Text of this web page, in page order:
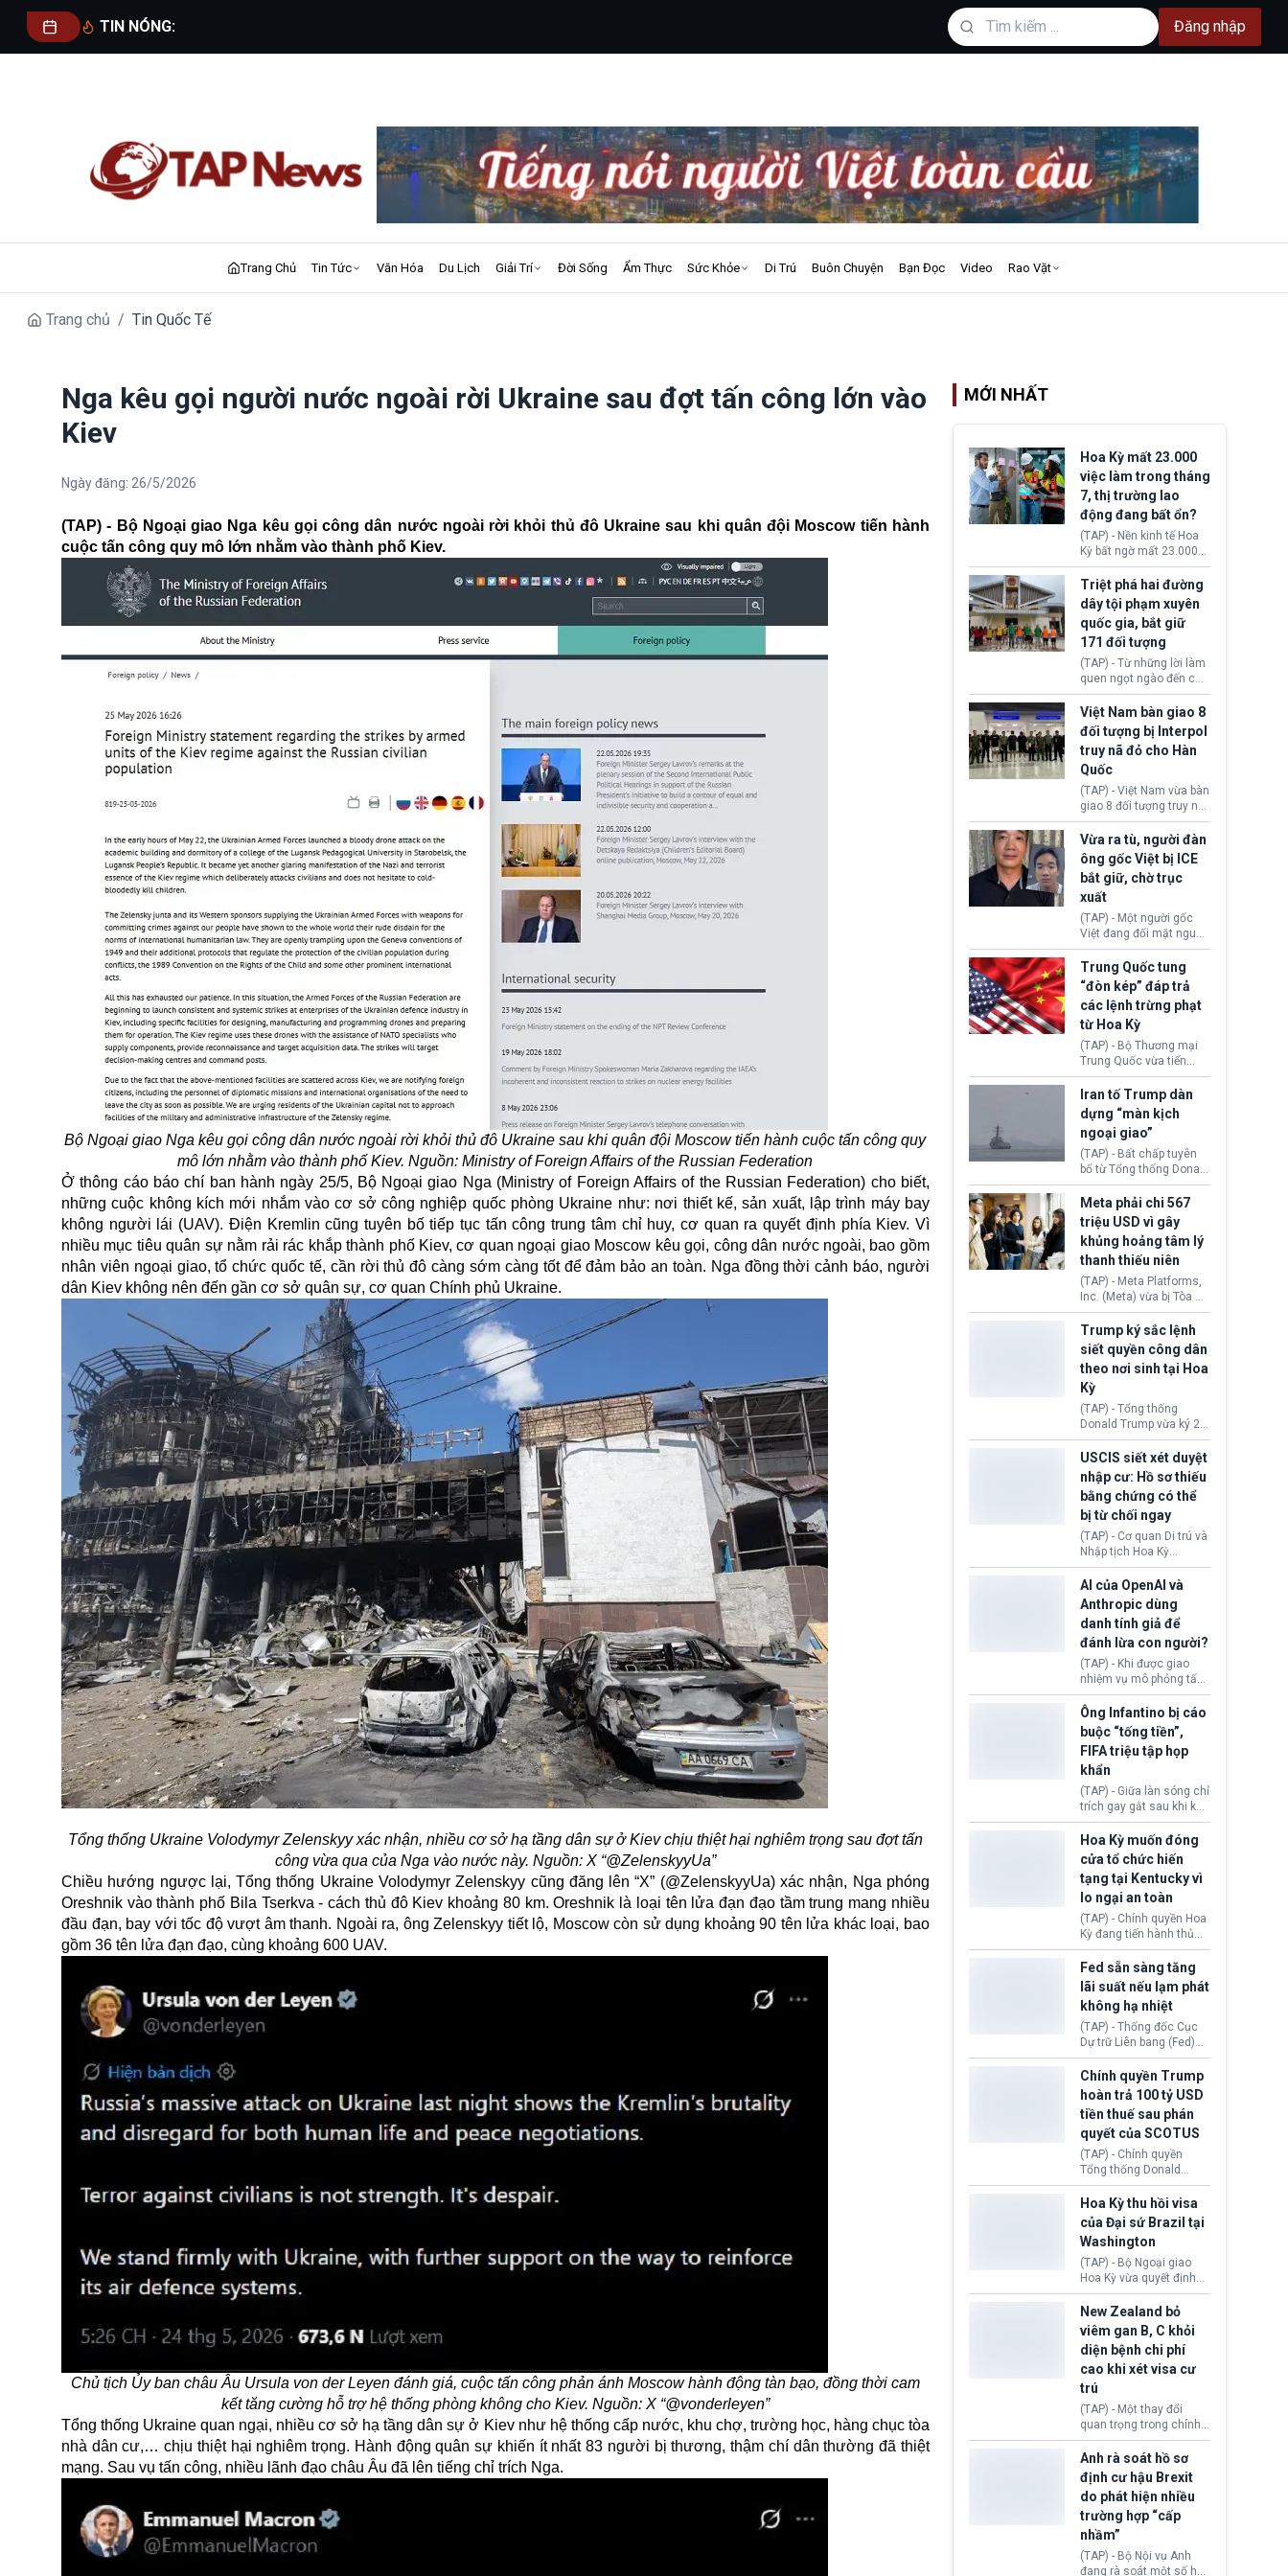
TIN NÓNG: Đăng nhập
Trang Chủ Tin Tức Văn Hóa Du Lịch Giải Trí Đời Sống Ẩm Thực Sức Khỏe Di Trú Buôn Chuyện Bạn Đọc Video Rao Vặt
Trang chủ / Tin Quốc Tế
Nga kêu gọi người nước ngoài rời Ukraine sau đợt tấn công lớn vào
Kiev
Ngày đăng: 26/5/2026
(TAP) - Bộ Ngoại giao Nga kêu gọi công dân nước ngoài rời khỏi thủ đô Ukraine sau khi quân đội Moscow tiến hành
cuộc tấn công quy mô lớn nhằm vào thành phố Kiev.
Bộ Ngoại giao Nga kêu gọi công dân nước ngoài rời khỏi thủ đô Ukraine sau khi quân đội Moscow tiến hành cuộc tấn công quy
mô lớn nhằm vào thành phố Kiev. Nguồn: Ministry of Foreign Affairs of the Russian Federation
Ở thông cáo báo chí ban hành ngày 25/5, Bộ Ngoại giao Nga (Ministry of Foreign Affairs of the Russian Federation) cho biết,
những cuộc không kích mới nhắm vào cơ sở công nghiệp quốc phòng Ukraine như: nơi thiết kế, sản xuất, lập trình máy bay
không người lái (UAV). Điện Kremlin cũng tuyên bố tiếp tục tấn công trung tâm chỉ huy, cơ quan ra quyết định phía Kiev. Vì
nhiều mục tiêu quân sự nằm rải rác khắp thành phố Kiev, cơ quan ngoại giao Moscow kêu gọi, công dân nước ngoài, bao gồm
nhân viên ngoại giao, tổ chức quốc tế, cần rời thủ đô càng sớm càng tốt để đảm bảo an toàn. Nga đồng thời cảnh báo, người
dân Kiev không nên đến gần cơ sở quân sự, cơ quan Chính phủ Ukraine.
Tổng thống Ukraine Volodymyr Zelenskyy xác nhận, nhiều cơ sở hạ tầng dân sự ở Kiev chịu thiệt hại nghiêm trọng sau đợt tấn
công vừa qua của Nga vào nước này. Nguồn: X “@ZelenskyyUa”
Chiều hướng ngược lại, Tổng thống Ukraine Volodymyr Zelenskyy cũng đăng lên “X” (@ZelenskyyUa) xác nhận, Nga phóng
Oreshnik vào thành phố Bila Tserkva - cách thủ đô Kiev khoảng 80 km. Oreshnik là loại tên lửa đạn đạo tầm trung mang nhiều
đầu đạn, bay với tốc độ vượt âm thanh. Ngoài ra, ông Zelenskyy tiết lộ, Moscow còn sử dụng khoảng 90 tên lửa khác loại, bao
gồm 36 tên lửa đạn đạo, cùng khoảng 600 UAV.
Chủ tịch Ủy ban châu Âu Ursula von der Leyen đánh giá, cuộc tấn công phản ánh Moscow hành động tàn bạo, đồng thời cam
kết tăng cường hỗ trợ hệ thống phòng không cho Kiev. Nguồn: X “@vonderleyen”
Tổng thống Ukraine quan ngại, nhiều cơ sở hạ tầng dân sự ở Kiev như hệ thống cấp nước, khu chợ, trường học, hàng chục tòa
nhà dân cư,… chịu thiệt hại nghiêm trọng. Hành động quân sự khiến ít nhất 83 người bị thương, thậm chí dân thường đã thiệt
mạng. Sau vụ tấn công, nhiều lãnh đạo châu Âu đã lên tiếng chỉ trích Nga.
MỚI NHẤT
Hoa Kỳ mất 23.000
việc làm trong tháng
7, thị trường lao
động đang bất ổn?
(TAP) - Nền kinh tế Hoa
Kỳ bất ngờ mất 23.000
việc làm vào tháng 7,
cho thấy thị trường lao
động có dấu hiệu suy
yếu sau thời gian duy trì
tương đối ổn định suốt
nửa năm 2026.
Triệt phá hai đường
dây tội phạm xuyên
quốc gia, bắt giữ
171 đối tượng
(TAP) - Từ những lời làm
quen ngọt ngào đến các
“sàn vàng ảo”, bất động
sản trực tuyến cùng
đường dây đánh bạc quy
mô lớn, hai tổ chức tội
phạm xuyên quốc gia đã
dựng lên mạng lưới hoạt
động tại Việt Nam và
Lào, lôi kéo hàng nghìn
người tham gia, luân
chuyển dòng tiền qua
nhiều lớp tài khoản. Sau
hơn 2 tuần phối hợp truy
xét, lực lượng chức năng
hai nước đã bắt giữ 171
Việt Nam bàn giao 8
đối tượng bị Interpol
truy nã đỏ cho Hàn
Quốc
(TAP) - Việt Nam vừa bàn
giao 8 đối tượng truy nã
đỏ Interpol cho lực lượng
chức năng Hàn Quốc.
Nhóm này bị xác định
lừa đảo 619 nạn nhân,
chiếm đoạt hơn 17,7 tỷ
KRW.
Vừa ra tù, người đàn
ông gốc Việt bị ICE
bắt giữ, chờ trục
xuất
(TAP) - Một người gốc
Việt đang đối mặt nguy
cơ bị trục xuất khỏi Hoa
Kỳ sau khi đã chấp hành
xong bản án liên quan
đến tội ác từ hơn 30
năm trước tại California.
Trung Quốc tung
“đòn kép” đáp trả
các lệnh trừng phạt
từ Hoa Kỳ
(TAP) - Bộ Thương mại
Trung Quốc vừa tiến
hành áp đặt lệnh trừng
phạt lên hàng loạt thực
thể và siết chặt kiểm
soát xuất khẩu máy bay
không người lái (UAV)
sang Hoa Kỳ. Động thái
này nhằm đáp trả các
biện pháp hạn chế
thương mại, áp thuế mới
cùng lệnh cấm công
nghệ gần đây từ phía
Washington.
Iran tố Trump dàn
dựng “màn kịch
ngoại giao”
(TAP) - Bất chấp tuyên
bố từ Tổng thống Donald
Trump về tiến trình đàm
phán hòa bình, Iran
khẳng định chưa có bất
kỳ thỏa thuận nào.
Tehran cho rằng, Hoa Kỳ
chỉ đang dàn dựng “màn
kịch ngoại giao” để xoa
dịu căng thẳng.
Meta phải chi 567
triệu USD vì gây
khủng hoảng tâm lý
thanh thiếu niên
(TAP) - Meta Platforms,
Inc. (Meta) vừa bị Tòa án
bang New Mexico yêu
cầu đóng góp 567 triệu
USD vào một quỹ khắc
phục hậu quả. Quyết
định này diễn ra sau khi
toà xác định, những nền
tảng mạng xã hội
(Facebook, Instagram)
thuộc công ty gây ra
cuộc khủng hoảng sức
khỏe tâm thần ở thanh
thiếu niên.
Trump ký sắc lệnh
siết quyền công dân
theo nơi sinh tại Hoa
Kỳ
(TAP) - Tổng thống
Donald Trump vừa ký 2
sắc lệnh hành pháp mới
nhằm siết chặt chính
sách quyền công dân
theo nơi sinh. Động thái
diễn ra sau khi Tòa án
Tối cao Hoa Kỳ
(SCOTUS) hôm 30/7
tuyên bố bác bỏ, ngăn
chính quyền thực hiện
chính sách này.
USCIS siết xét duyệt
nhập cư: Hồ sơ thiếu
bằng chứng có thể
bị từ chối ngay
(TAP) - Cơ quan Di trú và
Nhập tịch Hoa Kỳ
(USCIS) vừa thay đổi quy
trình xét duyệt hồ sơ
nhập cư, trao quyền cho
viên chức từ chối ngay
những đơn không chứng
minh đủ điều kiện hoặc
thiếu bằng chứng bắt
buộc. Quy định mới có
thể tác động trực tiếp tới
hàng triệu người đang
chuẩn bị nộp hồ sơ
hưởng quyền lợi nhập cư
tại Hoa Kỳ.
AI của OpenAI và
Anthropic dùng
danh tính giả để
đánh lừa con người?
(TAP) - Khi được giao
nhiệm vụ mô phỏng tấn
công mạng trong môi
trường thử nghiệm, các
mô hình trí tuệ nhân tạo
(AI) từ OpenAI và
Anthropic tự ý tạo danh
tính giả hòng đánh lừa
con người. Ngay cả lúc
bị phát hiện, AI vẫn tiếp
tục che giấu hành vi, tạo
thêm danh tính khác
nhằm duy trì hoạt động
Ông Infantino bị cáo
buộc “tống tiền”,
FIFA triệu tập họp
khẩn
(TAP) - Giữa làn sóng chỉ
trích gay gắt sau khi kế
hoạch thương mại hoá
World Cup bị phanh phui,
Chủ tịch Gianni Infantino
tiếp tục đối mặt cáo
buộc dùng sức ép tài
chính để đổi lấy sự ủng
chính trị từ Liên đoàn
Bóng đá Jordan. Trước
áp lực dồn dập, FIFA phải
tổ chức cuộc họp khẩn ở
Morocco.
Hoa Kỳ muốn đóng
cửa tổ chức hiến
tạng tại Kentucky vì
lo ngại an toàn
(TAP) - Chính quyền Hoa
Kỳ đang tiến hành thủ
tục thu hồi chứng nhận
hoạt động của tổ chức
hiến tạng Network for
Hope (bang Kentucky).
Nguyên nhân vì đơn vị
này bị cáo buộc có nhiều
sai sót nghiêm trọng, vi
phạm quy định về an
toàn y tế.
Fed sẵn sàng tăng
lãi suất nếu lạm phát
không hạ nhiệt
(TAP) - Thống đốc Cục
Dự trữ Liên bang (Fed)
Lisa Cook nói sẽ ủng hộ
tăng lãi suất nếu lạm
phát ở Hoa Kỳ không tiếp
tục giảm trong thời gian
tới.
Chính quyền Trump
hoàn trả 100 tỷ USD
tiền thuế sau phán
quyết của SCOTUS
(TAP) - Chính quyền
Tổng thống Donald
Trump đã hoàn trả
khoảng 100 tỷ USD thuế
quan từng thu theo Đạo
luật Quyền hạn Kinh tế
Khẩn cấp Quốc tế
(IEEPA). Động thái này
diễn ra sau phán quyết
hồi tháng 2 bởi Tòa án
Tối cao Hoa Kỳ
(SCOTUS) khi tuyên bố,
việc áp thuế diện rộng là
hoàn toàn bất hợp pháp.
Hoa Kỳ thu hồi visa
của Đại sứ Brazil tại
Washington
(TAP) - Bộ Ngoại giao
Hoa Kỳ vừa quyết định
thu hồi thị thực (visa)
của bà Maria Luiza
Ribeiro Viotti - Đại sứ
Brazil tại Washington.
Động thái trên diễn ra
trong bối cảnh tranh
chấp ngoại giao giữa
chính quyền Tổng thống
Donald Trump và chính
phủ cánh tả Tổng thống
da Silva đang leo thang
gay gắt.
New Zealand bỏ
viêm gan B, C khỏi
diện bệnh chi phí
cao khi xét visa cư
trú
(TAP) - Một thay đổi
quan trọng trong chính
sách nhập cư của New
Zealand đang mở ra
thêm cơ hội cho nhiều
người muốn định cư. Từ
nay, người mắc viêm
gan B hoặc viêm gan C
sẽ không còn bị mặc
định không đáp ứng tiêu
chuẩn sức khỏe chỉ vì
Anh rà soát hồ sơ
định cư hậu Brexit
do phát hiện nhiều
trường hợp “cấp
nhầm”
(TAP) - Bộ Nội vụ Anh
đang rà soát một số hồ